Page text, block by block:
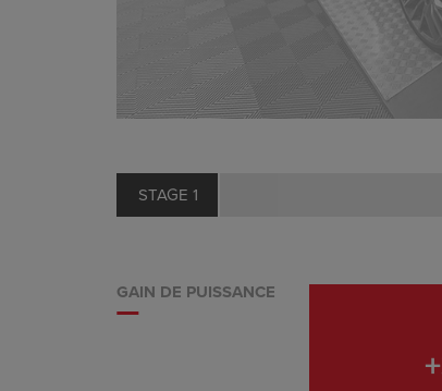
STAGE 1
GAIN DE PUISSANCE
+